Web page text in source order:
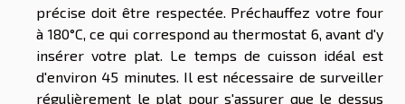
précise doit être respectée. Préchauffez votre four
à 180°C, ce qui correspond au thermostat 6, avant d'y
insérer votre plat. Le temps de cuisson idéal est
d'environ 45 minutes. Il est nécessaire de surveiller
régulièrement le plat pour s'assurer que le dessus